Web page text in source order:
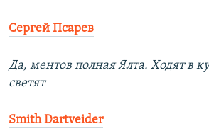
Сергей Псарев
Да, ментов полная Ялта. Ходят в
светят
Smith Dartveider